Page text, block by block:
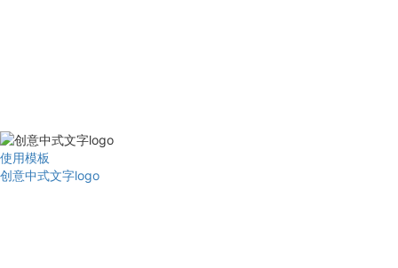
使用模板
创意中式文字logo